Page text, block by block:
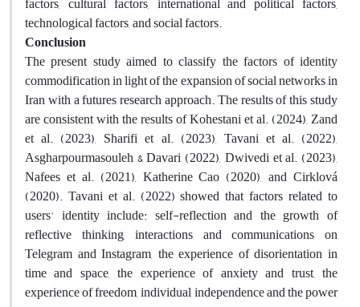
technological factors, and social factors.
Conclusion
The present study aimed to classify the factors of identity
commodification in light of the expansion of social networks in
Iran with a futures research approach. The results of this study
are consistent with the results of Kohestani et al. (2024), Zand
et al. (2023), Sharifi et al. (2023), Tavani et al. (2022),
Asgharpourmasouleh & Davari (2022), Dwivedi et al. (2023),
Nafees et al. (2021), Katherine Cao (2020), and Cirklová
(2020). Tavani et al. (2022) showed that factors related to
users' identity include: self-reflection and the growth of
reflective thinking, interactions and communications on
Telegram and Instagram, the experience of disorientation in
time and space, the experience of anxiety and trust, the
experience of freedom, individual independence and the power